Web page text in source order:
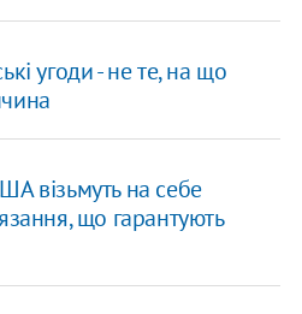
угоди - не те, на що
візьмуть на себе
що гарантують